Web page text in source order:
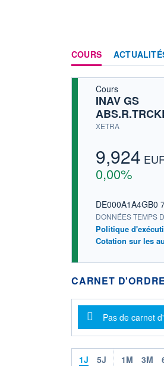
COURS
Cours
INAV GS
XETRA
9,924
0,00%
DE000A1A4GB0
DONNÉES TEMPS
Politique
Cotation sur les
CARNET
Message
Pas de carnet
1J 5J 1M 3M